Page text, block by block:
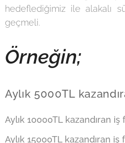
hedeflediğimiz ile alakalı
geçmeli.
Örneğin;
Aylık 5000TL
Aylık 10000TL kazandıran iş
Aylık 15000TL kazandıran iş